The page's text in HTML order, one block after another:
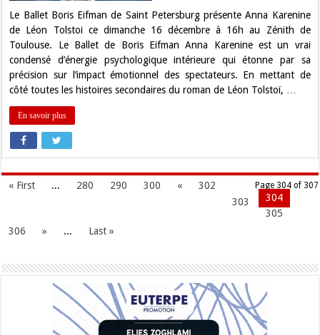
Toulouse
Le Ballet Boris Eifman de Saint Petersburg présente Anna Karenine
de Léon Tolstoi ce dimanche 16 décembre à 16h au Zénith de
Toulouse. Le Ballet de Boris Eifman Anna Karenine est un vrai
condensé d’énergie psychologique intérieure qui étonne par sa
précision sur l’impact émotionnel des spectateurs. En mettant de
côté toutes les histoires secondaires du roman de Léon Tolstoï, …
En savoir plus
Page 304 of 307
« First ... 280 290 300 «
302
303
304
305
306
» ... Last »